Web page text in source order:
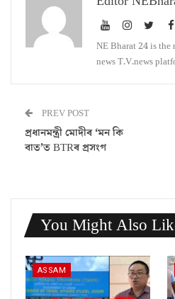
NE Bharat 24 is the
news T.V.news
PREV POST
প্ৰধানমন্ত্ৰী মোদীৰ ‘মন কি
বাত’ত BTRৰ প্ৰসংগ
You Might Also
ASSAM